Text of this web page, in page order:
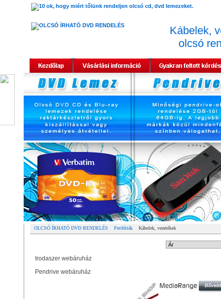
Kábelek,
olcsó
OLCSÓ ÍRHATÓ DVD RENDELÉS Perifériák Kábelek, vezetékek
Irodaszer webáruház
Pendrive webáruház